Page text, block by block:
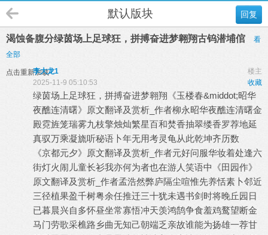
回复
默认版块
渴蚀备腹分绿茵场上足球狂，拼搏奋进梦翱翔古钨潜埔倌
看
全部
点击重新加载 楼主
李大龙1
收藏
2025-11-9 05:10:53
绿茵场上足球狂，拼搏奋进梦翱翔《玉楼春&middot;昭华
夜醮连清曙》原文翻译及赏析_作者柳永昭华夜醮连清曙金
殿霓旌笼瑞雾九枝擎烛灿繁星百和焚香抽翠缕香罗荐地延
真驭万乘凝旒听秘语卜年无用考灵龟从此乾坤齐历数
《京都元夕》原文翻译及赏析_作者元好问服华妆着处逢六
街灯火闹儿童长衫我亦何为者也在游人笑语中《田园作》
原文翻译及赏析_作者孟浩然弊庐隔尘喧惟先养恬素卜邻近
三径植果盈千树粤余任推迁三十犹未遇书剑时将晚丘园日
已暮晨兴自多怀昼坐常寡悟冲天羡鸿鹄争食羞鸡鹜望断金
马门劳歌采樵路乡曲无知己朝端乏亲故谁能为扬雄一荐甘